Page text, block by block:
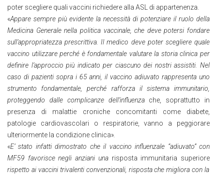
poter scegliere quali vaccini richiedere alla ASL di appartenenza.
«Appare sempre più evidente la necessità di potenziare il ruolo della
Medicina Generale nella politica vaccinale, che deve potersi fondare
sull’appropriatezza prescrittiva. Il medico deve poter scegliere quale
vaccino utilizzare perché è fondamentale valutare la storia clinica per
definire l’approccio più indicato per ciascuno dei nostri assistiti. Nel
caso di pazienti sopra i 65 anni, il vaccino adiuvato rappresenta uno
strumento fondamentale, perché rafforza il sistema immunitario,
proteggendo dalle complicanze dell’influenzache, soprattutto in
presenza di malattie croniche concomitanti come diabete,
patologie cardiovascolari o respiratorie, vanno a peggiorare
ulteriormente la condizione clinica»
«E’ stato infatti dimostrato che il vaccino influenzale “adiuvato” con
MF59 favorisce negli anziani una risposta immunitaria superiore
rispetto ai vaccini trivalenti convenzionali, risposta che migliora con la